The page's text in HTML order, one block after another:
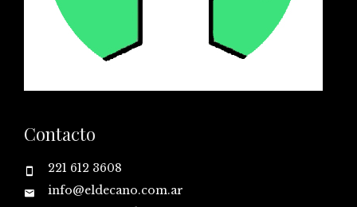
Contacto
221 612 3608
info@eldecano.com.ar